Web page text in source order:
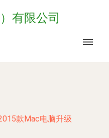
有限公司
款Mac电脑升级